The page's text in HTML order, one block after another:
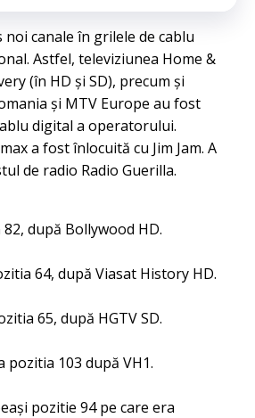
noi canale în grilele de cablu
Astfel, televiziunea Home &
(în HD și SD), precum și
și MTV Europe au fost
digital a operatorului.
a fost înlocuită cu Jim Jam. A
de radio Radio Guerilla.
după Bollywood HD.
64, după Viasat History HD.
65, după HGTV SD.
pozitia 103 după VH1.
pozitie 94 pe care era